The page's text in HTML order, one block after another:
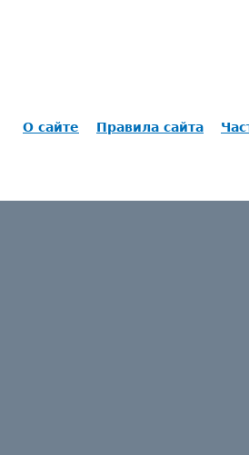
О сайте Правила сайта